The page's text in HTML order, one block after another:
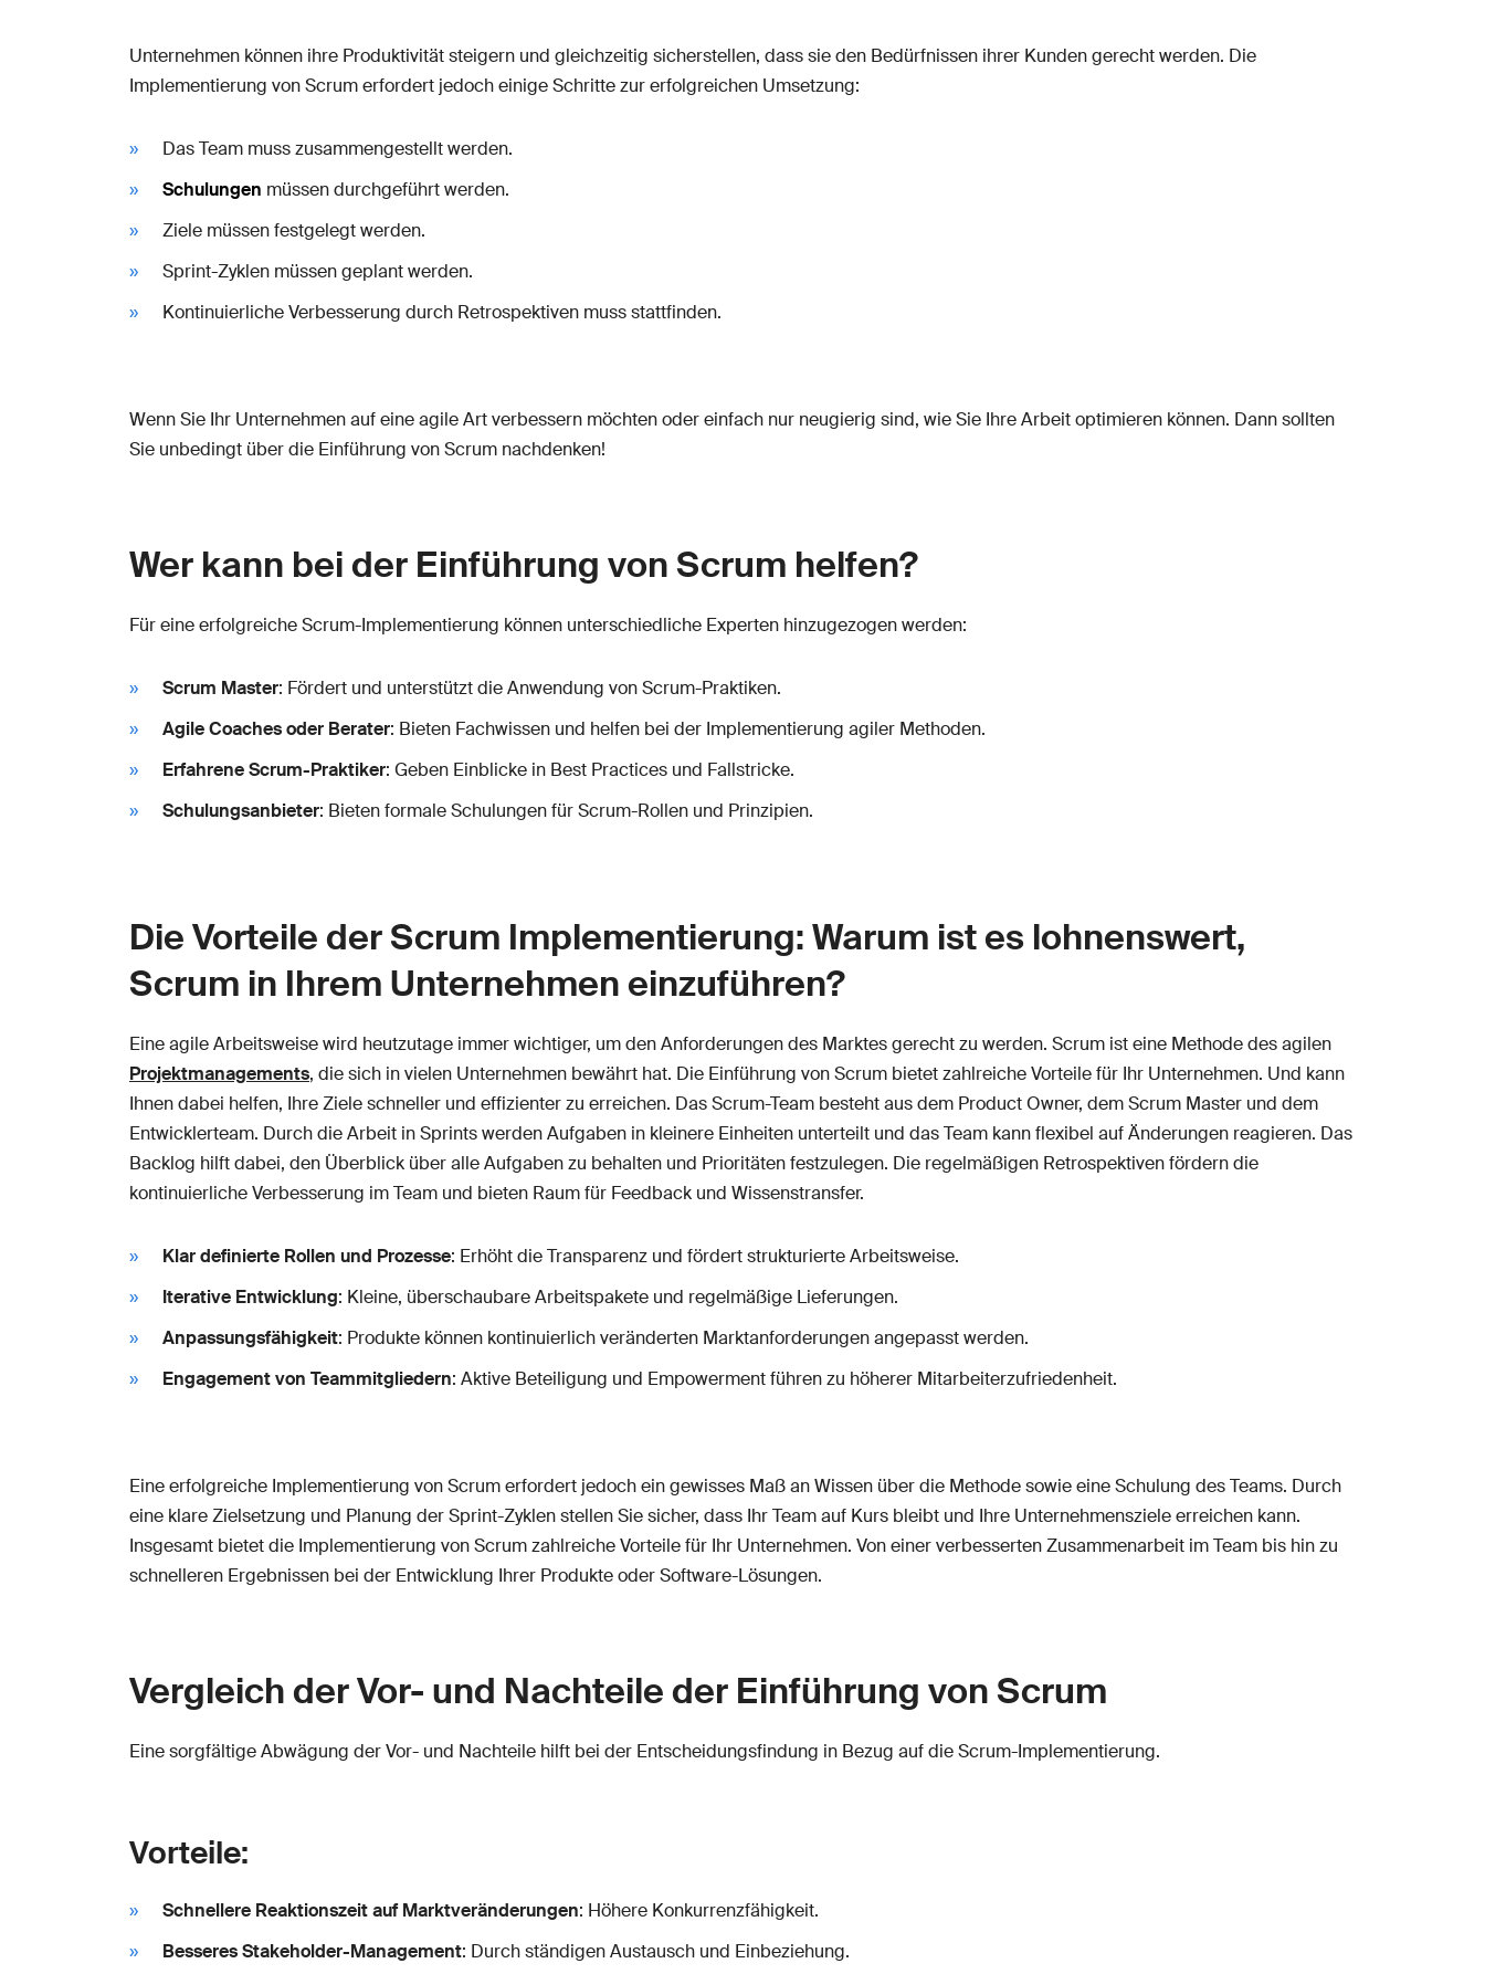
Unternehmen können ihre Produktivität steigern und gleichzeitig sicherstellen, dass sie den Bedürfnissen ihrer Kunden gerecht werden. Die
Implementierung von Scrum erfordert jedoch einige Schritte zur erfolgreichen Umsetzung:
Das Team muss zusammengestellt werden.
Schulungen müssen durchgeführt werden.
Ziele müssen festgelegt werden.
Sprint-Zyklen müssen geplant werden.
Kontinuierliche Verbesserung durch Retrospektiven muss stattfinden.
Wenn Sie Ihr Unternehmen auf eine agile Art verbessern möchten oder einfach nur neugierig sind, wie Sie Ihre Arbeit optimieren können. Dann sollten
Sie unbedingt über die Einführung von Scrum nachdenken!
Wer kann bei der Einführung von Scrum helfen?
Für eine erfolgreiche Scrum-Implementierung können unterschiedliche Experten hinzugezogen werden:
Scrum Master: Fördert und unterstützt die Anwendung von Scrum-Praktiken.
Agile Coaches oder Berater: Bieten Fachwissen und helfen bei der Implementierung agiler Methoden.
Erfahrene Scrum-Praktiker: Geben Einblicke in Best Practices und Fallstricke.
Schulungsanbieter: Bieten formale Schulungen für Scrum-Rollen und Prinzipien.
Die Vorteile der Scrum Implementierung: Warum ist es lohnenswert,
Scrum in Ihrem Unternehmen einzuführen?
Eine agile Arbeitsweise wird heutzutage immer wichtiger, um den Anforderungen des Marktes gerecht zu werden. Scrum ist eine Methode des agilen
Projektmanagements, die sich in vielen Unternehmen bewährt hat. Die Einführung von Scrum bietet zahlreiche Vorteile für Ihr Unternehmen. Und kann
Ihnen dabei helfen, Ihre Ziele schneller und effizienter zu erreichen. Das Scrum-Team besteht aus dem Product Owner, dem Scrum Master und dem
Entwicklerteam. Durch die Arbeit in Sprints werden Aufgaben in kleinere Einheiten unterteilt und das Team kann flexibel auf Änderungen reagieren. Das
Backlog hilft dabei, den Überblick über alle Aufgaben zu behalten und Prioritäten festzulegen. Die regelmäßigen Retrospektiven fördern die
kontinuierliche Verbesserung im Team und bieten Raum für Feedback und Wissenstransfer.
Klar definierte Rollen und Prozesse: Erhöht die Transparenz und fördert strukturierte Arbeitsweise.
Iterative Entwicklung: Kleine, überschaubare Arbeitspakete und regelmäßige Lieferungen.
Anpassungsfähigkeit: Produkte können kontinuierlich veränderten Marktanforderungen angepasst werden.
Engagement von Teammitgliedern: Aktive Beteiligung und Empowerment führen zu höherer Mitarbeiterzufriedenheit.
Eine erfolgreiche Implementierung von Scrum erfordert jedoch ein gewisses Maß an Wissen über die Methode sowie eine Schulung des Teams. Durch
eine klare Zielsetzung und Planung der Sprint-Zyklen stellen Sie sicher, dass Ihr Team auf Kurs bleibt und Ihre Unternehmensziele erreichen kann.
Insgesamt bietet die Implementierung von Scrum zahlreiche Vorteile für Ihr Unternehmen. Von einer verbesserten Zusammenarbeit im Team bis hin zu
schnelleren Ergebnissen bei der Entwicklung Ihrer Produkte oder Software-Lösungen.
Vergleich der Vor- und Nachteile der Einführung von Scrum
Eine sorgfältige Abwägung der Vor- und Nachteile hilft bei der Entscheidungsfindung in Bezug auf die Scrum-Implementierung.
Vorteile:
Schnellere Reaktionszeit auf Marktveränderungen: Höhere Konkurrenzfähigkeit.
Besseres Stakeholder-Management: Durch ständigen Austausch und Einbeziehung.